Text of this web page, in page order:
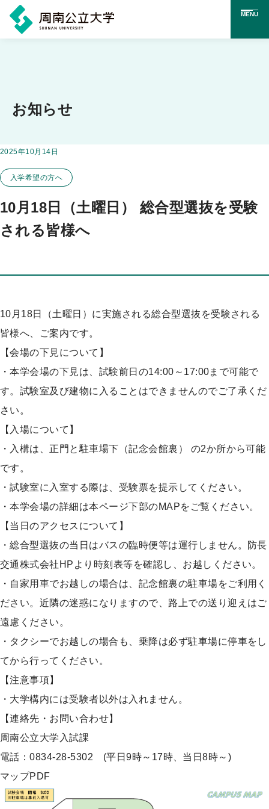
ツ
に
キ
プ
MENU
お知らせ
掲載日：
2025年10月14日
この投稿のカテゴリー
入学希望の方へ
10月18日（土曜日） 総合型選抜を受験
される皆様へ
10月18日（土曜日）に実施される総合型選抜を受験される
皆様へ、ご案内です。
【会場の下見について】
・本学会場の下見は、試験前日の14:00～17:00まで可能で
す。試験室及び建物に入ることはできませんのでご了承くだ
さい。
【入場について】
・入構は、正門と駐車場下（記念会館裏） の2か所から可能
です。
・試験室に入室する際は、受験票を提示してください。
・本学会場の詳細は本ページ下部のMAPをご覧ください。
【当日のアクセスについて】
・総合型選抜の当日はバスの臨時便等は運行しません。
防長
交通株式会社HP より時刻表等を確認し、お越しください。
・自家用車でお越しの場合は、記念館裏の駐車場をご利用く
ださい。近隣の迷惑になりますので、路上での送り迎えはご
遠慮ください。
・タクシーでお越しの場合も、乗降は必ず駐車場に停車をし
てから行ってください。
【注意事項】
・大学構内には受験者以外は入れません。
【連絡先・お問い合わせ】
周南公立大学入試課
電話：0834-28-5302 (平日9時～17時、当日8時～)
マップPDF